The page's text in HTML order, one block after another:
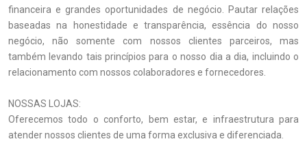
financeira e grandes oportunidades de negócio. Pautar relações
baseadas na honestidade e transparência, essência do nosso
negócio, não somente com nossos clientes parceiros, mas
também levando tais princípios para o nosso dia a dia, incluindo o
relacionamento com nossos colaboradores e fornecedores.
NOSSAS LOJAS:
Oferecemos todo o conforto, bem estar, e infraestrutura para
atender nossos clientes de uma forma exclusiva e diferenciada.